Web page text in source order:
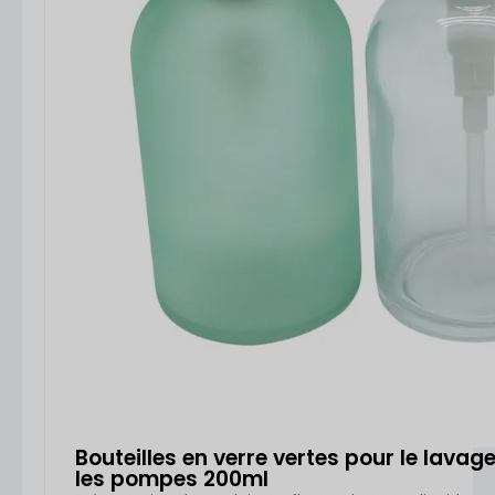
Bouteilles en verre vertes pour le
les pompes 200ml